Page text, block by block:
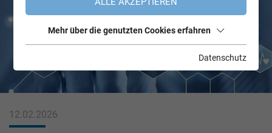
12.02.2026
Mehr über die genutzten Cookies erfahren
Datenschutz